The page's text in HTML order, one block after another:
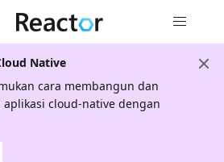
Native
cara membangun dan
cloud-native dengan